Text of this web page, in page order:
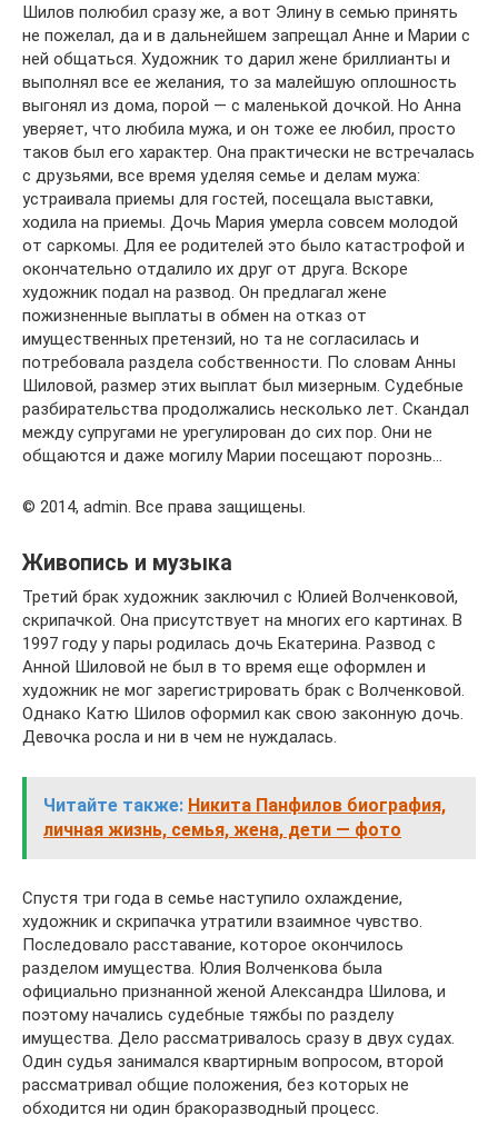
Шилов полюбил сразу же, а вот Элину в семью принять
не пожелал, да и в дальнейшем запрещал Анне и Марии с
ней общаться. Художник то дарил жене бриллианты и
выполнял все ее желания, то за малейшую оплошность
выгонял из дома, порой — с маленькой дочкой. Но Анна
уверяет, что любила мужа, и он тоже ее любил, просто
таков был его характер. Она практически не встречалась
с друзьями, все время уделяя семье и делам мужа:
устраивала приемы для гостей, посещала выставки,
ходила на приемы. Дочь Мария умерла совсем молодой
от саркомы. Для ее родителей это было катастрофой и
окончательно отдалило их друг от друга. Вскоре
художник подал на развод. Он предлагал жене
пожизненные выплаты в обмен на отказ от
имущественных претензий, но та не согласилась и
потребовала раздела собственности. По словам Анны
Шиловой, размер этих выплат был мизерным. Судебные
разбирательства продолжались несколько лет. Скандал
между супругами не урегулирован до сих пор. Они не
общаются и даже могилу Марии посещают порознь…
© 2014, admin. Все права защищены.
Живопись и музыка
Третий брак художник заключил с Юлией Волченковой,
скрипачкой. Она присутствует на многих его картинах. В
1997 году у пары родилась дочь Екатерина. Развод с
Анной Шиловой не был в то время еще оформлен и
художник не мог зарегистрировать брак с Волченковой.
Однако Катю Шилов оформил как свою законную дочь.
Девочка росла и ни в чем не нуждалась.
Читайте также: Никита Панфилов биография,
личная жизнь, семья, жена, дети — фото
Спустя три года в семье наступило охлаждение,
художник и скрипачка утратили взаимное чувство.
Последовало расставание, которое окончилось
разделом имущества. Юлия Волченкова была
официально признанной женой Александра Шилова, и
поэтому начались судебные тяжбы по разделу
имущества. Дело рассматривалось сразу в двух судах.
Один судья занимался квартирным вопросом, второй
рассматривал общие положения, без которых не
обходится ни один бракоразводный процесс.